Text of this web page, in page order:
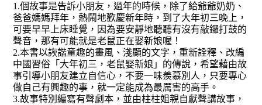
1.個故事是告訴小朋友， 過年的時候，除了給爺爺奶奶、
爸爸媽媽拜年，熱鬧地歡慶新年時，到了大年初三晚上，
可要早早上床睡覺，因為要安靜地聽聽有沒有敲鑼打鼓的
聲音，那有可能就是老鼠正在娶新娘喔！
2.本書以詼諧童趣的畫風、淺顯的文字，重新詮釋、改編
中國習俗「大年初三， 老鼠娶新娘」的傳說，希望藉由故
事引導小朋友建立自信心，不要一味羨慕別人，只要專心
做自己有興趣的事，就一定能成為最厲害的高手。
3.故事特別編寫有聲劇本，並由柱柱姐親自獻聲講故事，